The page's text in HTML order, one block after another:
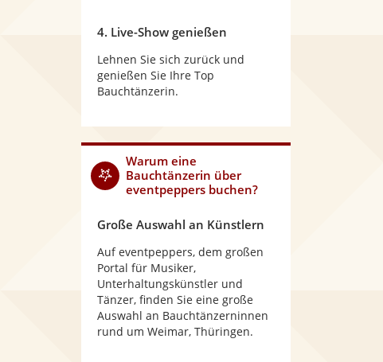
4. Live-Show genießen
Lehnen Sie sich zurück und
genießen Sie Ihre Top
Bauchtänzerin.
Warum eine
Bauchtänzerin über
eventpeppers buchen?
Große Auswahl an Künstlern
Auf eventpeppers, dem großen
Portal für Musiker,
Unterhaltungskünstler und
Tänzer, finden Sie eine große
Auswahl an Bauchtänzerninnen
rund um Weimar, Thüringen.